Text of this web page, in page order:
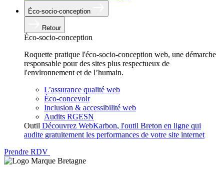
Éco-socio-conception
Retour
Éco-socio-conception
Roquette pratique l'éco-socio-conception web, une démarche
responsable pour des sites plus respectueux de
l'environnement et de l’humain.
L’assurance qualité web
Éco-concevoir
Inclusion & accessibilité web
Audits RGESN
Outil Découvrez WebKarbon, l'outil Breton en ligne qui
audite gratuitement les performances de votre site internet
Prendre RDV